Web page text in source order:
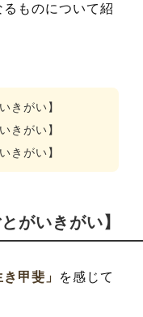
ものについて紹
きがい】
きがい】
きがい】
がいきがい】
き甲斐」
を感じて